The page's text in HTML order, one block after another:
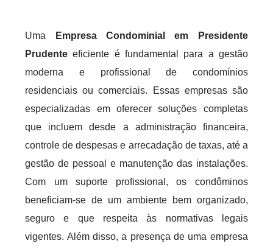
Uma
Empresa Condominial em Presidente
Prudente eficiente é fundamental para a gestão
moderna e profissional de condomínios
residenciais ou comerciais. Essas empresas são
especializadas em oferecer soluções completas
que incluem desde a administração financeira,
controle de despesas e arrecadação de taxas, até a
gestão de pessoal e manutenção das instalações.
Com um suporte profissional, os condôminos
beneficiam-se de um ambiente bem organizado,
seguro e que respeita às normativas legais
vigentes. Além disso, a presença de uma empresa